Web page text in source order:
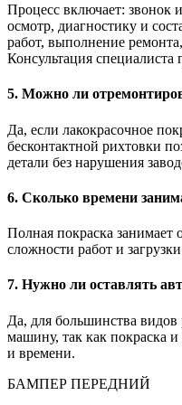
Процесс включает: звонок
осмотр, диагностику и
работ, выполнение
Консультация специалиста
5. Можно ли
Да, если лакокрасочное
бесконтактной рихтовки
детали без нарушения
6. Сколько времени
Полная покраска занимает
сложности работ и
7. Нужно ли оставлять
Да, для большинства видов
машину, так как покраска
и времени.
БАМПЕР ПЕРЕДНИЙ